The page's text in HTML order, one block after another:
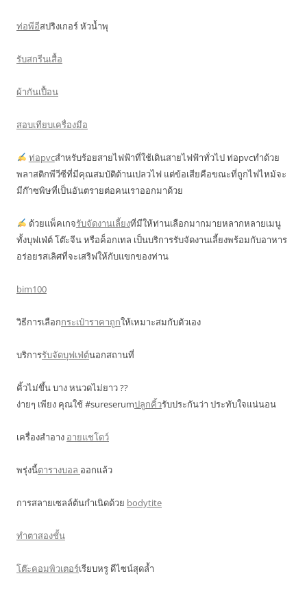
ท่อพีอีสปริงเกอร์ หัวน้ำพุ
รับสกรีนเสื้อ
ผ้ากันเปื้อน
สอบเทียบเครื่องมือ
ท่อpvcสำหรับร้อยสายไฟฟ้าที่ใช้เดินสายไฟฟ้าทั่วไป ท่อpvcทำด้วย
พลาสติกพีวีซีที่มีคุณสมบัติต้านเปลวไฟ แต่ข้อเสียคือขณะที่ถูกไฟไหม้จะ
มีก๊าซพิษที่เป็นอันตรายต่อคนเราออกมาด้วย
ด้วยแพ็คเกจรับจัดงานเลี้ยงที่มีให้ท่านเลือกมากมายหลากหลายเมนู
ทั้งบุฟเฟ่ต์ โต๊ะจีน หรือค็อกเทล เป็นบริการรับจัดงานเลี้ยงพร้อมกับอาหาร
อร่อยรสเลิศที่จะเสริฟให้กับแขกของท่าน
bim100
วิธีการเลือกกระเป๋าราคาถูกให้เหมาะสมกับตัวเอง
บริการรับจัดบุฟเฟ่ต์นอกสถานที่
คิ้วไม่ขึ้น บาง หนวดไม่ยาว ??
ง่ายๆ เพียง คุณใช้ #sureserumปลูกคิ้วรับประกันว่า ประทับใจแน่นอน
เครื่องสำอาง อายแชโดว์
พรุ่งนี้ตารางบอล ออกแล้ว
การสลายเซลล์ต้นกำเนิดด้วย bodytite
ทำตาสองชั้น
โต๊ะคอมพิวเตอร์เรียบหรู ดีไซน์สุดล้ำ